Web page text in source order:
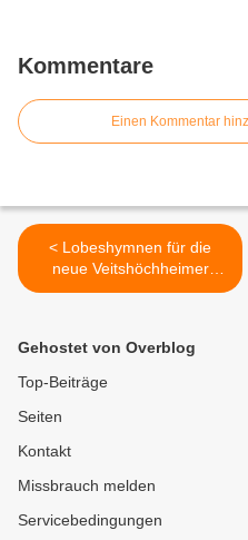
Kommentare
Einen Kommentar
< Lobeshymnen für die
neue Veitshöchheimer
Grundschulrektorin bei ihrer
lieb und lustig
Gehostet von Overblog
Top-Beiträge
Seiten
Kontakt
Missbrauch melden
Servicebedingungen